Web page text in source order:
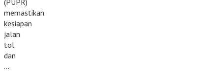
(PUPR)
memastikan
kesiapan
jalan
tol
dan
…